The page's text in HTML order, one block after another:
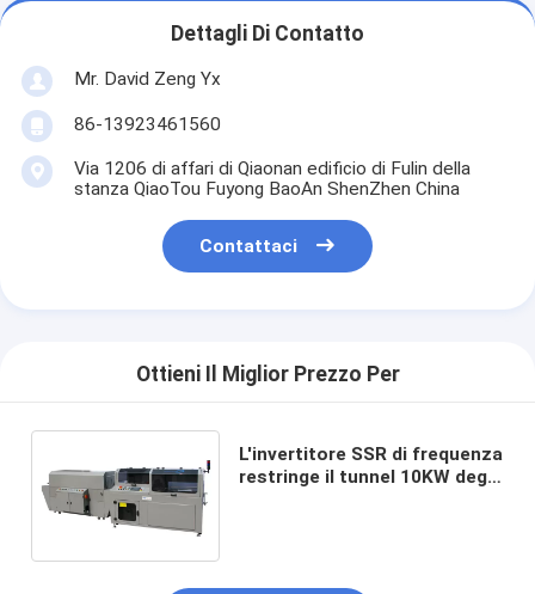
Dettagli Di Contatto
Mr. David Zeng Yx
86-13923461560
Via 1206 di affari di Qiaonan edificio di Fulin della
stanza QiaoTou Fuyong BaoAn ShenZhen China
Contattaci
Ottieni Il Miglior Prezzo Per
L'invertitore SSR di frequenza
restringe il tunnel 10KW degli